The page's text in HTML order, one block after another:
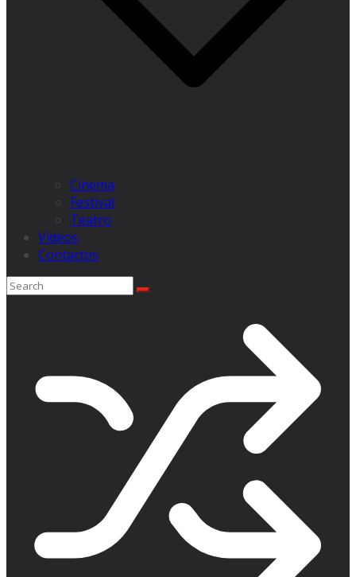
Cinema
Festival
Teatro
Videos
Contactos